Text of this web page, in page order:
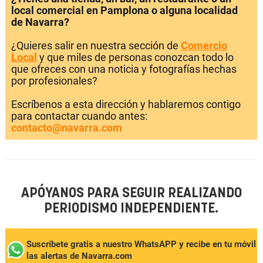
local comercial en Pamplona o alguna localidad
de Navarra?
¿Quieres salir en nuestra sección de Comercio
Local y que miles de personas conozcan todo lo
que ofreces con una noticia y fotografías hechas
por profesionales?
Escríbenos a esta dirección y hablaremos contigo
para contactar cuando antes:
contacto@navarra.com
APÓYANOS PARA SEGUIR REALIZANDO
PERIODISMO INDEPENDIENTE.
Suscríbete gratis a nuestro WhatsAPP y recibe en tu móvil
las alertas de Navarra.com